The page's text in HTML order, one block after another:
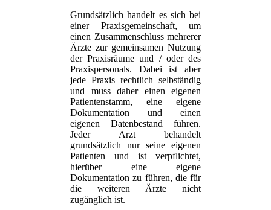
Grundsätzlich handelt es sich bei
einer Praxisgemeinschaft, um
einen Zusammenschluss mehrerer
Ärzte zur gemeinsamen Nutzung
der Praxisräume und / oder des
Praxispersonals. Dabei ist aber
jede Praxis rechtlich selbständig
und muss daher einen eigenen
Patientenstamm, eine eigene
Dokumentation und einen
eigenen Datenbestand führen.
Jeder Arzt behandelt
grundsätzlich nur seine eigenen
Patienten und ist verpflichtet,
hierüber eine eigene
Dokumentation zu führen, die für
die weiteren Ärzte nicht
zugänglich ist.